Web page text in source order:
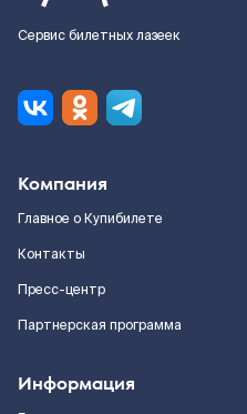
Сервис билетных лазеек
Компания
Главное о Купибилете
Контакты
Пресс-центр
Партнерская программа
Информация